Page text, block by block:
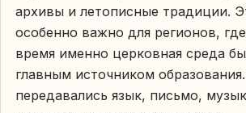
архивы и летописные традиции.
особенно важно для регионов,
время именно церковная среда
главным источником
передавались язык, письмо,